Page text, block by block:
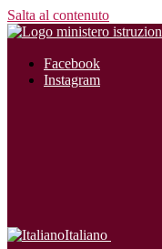
Salta al contenuto
Facebook
Instagram
Italiano